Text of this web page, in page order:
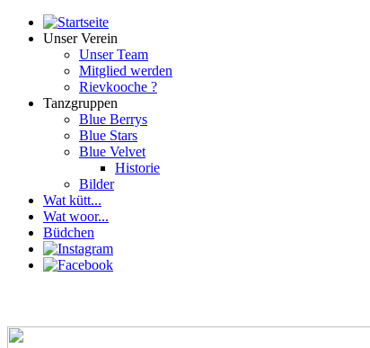
Unser Verein
Unser Team
Mitglied werden
Rievkooche ?
Tanzgruppen
Blue Berrys
Blue Stars
Blue Velvet
Historie
Bilder
Wat kütt...
Wat woor...
Büdchen